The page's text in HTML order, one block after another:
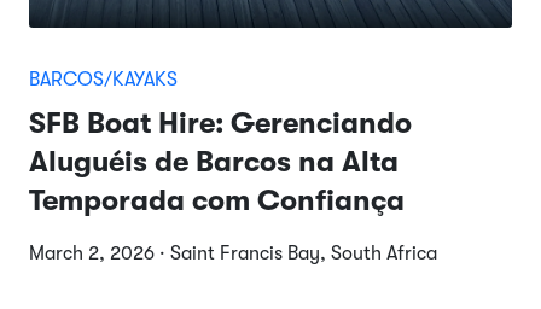
BARCOS/KAYAKS
SFB Boat Hire: Gerenciando
Aluguéis de Barcos na Alta
Temporada com Confiança
March 2, 2026 · Saint Francis Bay, South Africa